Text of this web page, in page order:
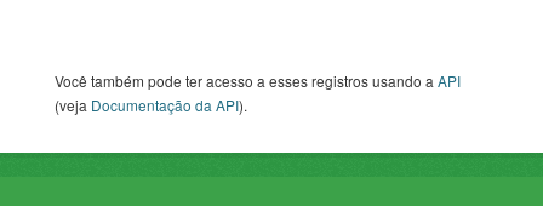
Você também pode ter acesso a esses registros usando aAPI
(veja Documentação da API).